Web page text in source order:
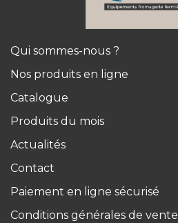
Qui sommes-nous ?
Nos produits en ligne
Catalogue
Produits du mois
Actualités
Contact
Paiement en ligne sécurisé
Conditions générales de vente